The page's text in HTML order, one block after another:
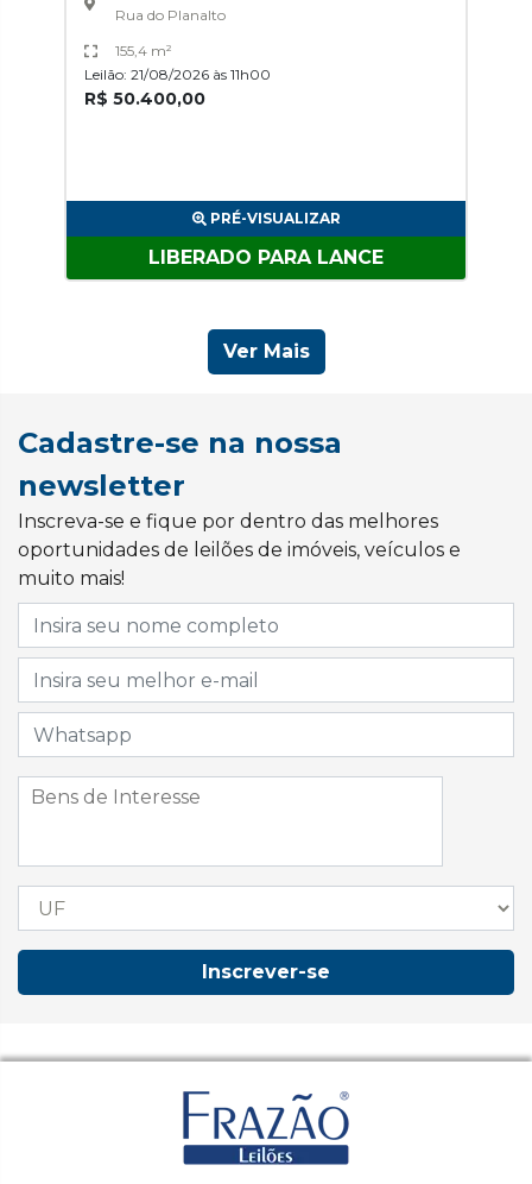
Rua do Planalto
155,4 m²
Leilão: 21/08/2026 às 11h00
R$ 50.400,00
PRÉ-VISUALIZAR
LIBERADO PARA LANCE
Ver Mais
Cadastre-se na nossa
newsletter
Inscreva-se e fique por dentro das melhores
oportunidades de leilões de imóveis, veículos e
muito mais!
Inscrever-se